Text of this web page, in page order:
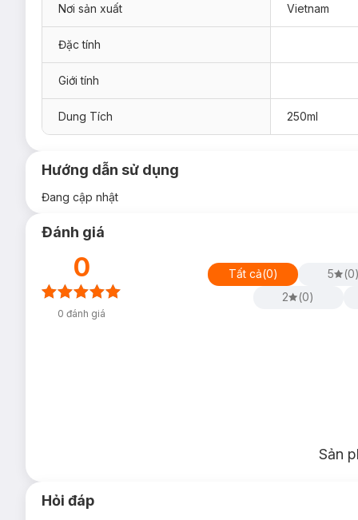
Nơi sản xuất Vietnam
Đặc tính
Giới tính
Dung Tích 250ml
Hướng dẫn sử dụng
Đang cập nhật
Đánh giá
0
0 đánh giá
Tất cả(0) 5 (0
2
(0)
Sản
Hỏi đáp